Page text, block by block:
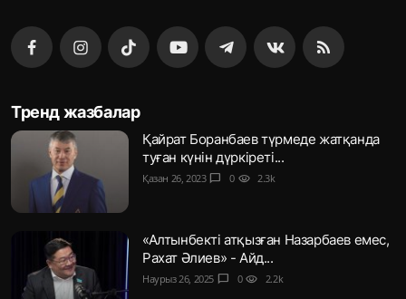
Тренд жазбалар
Қайрат Боранбаев түрмеде жатқанда
туған күнін дүркіреті...
Қазан 26, 2023 chat_bubble 0 visibility 2.3k
«Алтынбекті атқызған Назарбаев емес,
Рахат Әлиев» - Айд...
Наурыз 26, 2025 chat_bubble 0 visibility 2.2k